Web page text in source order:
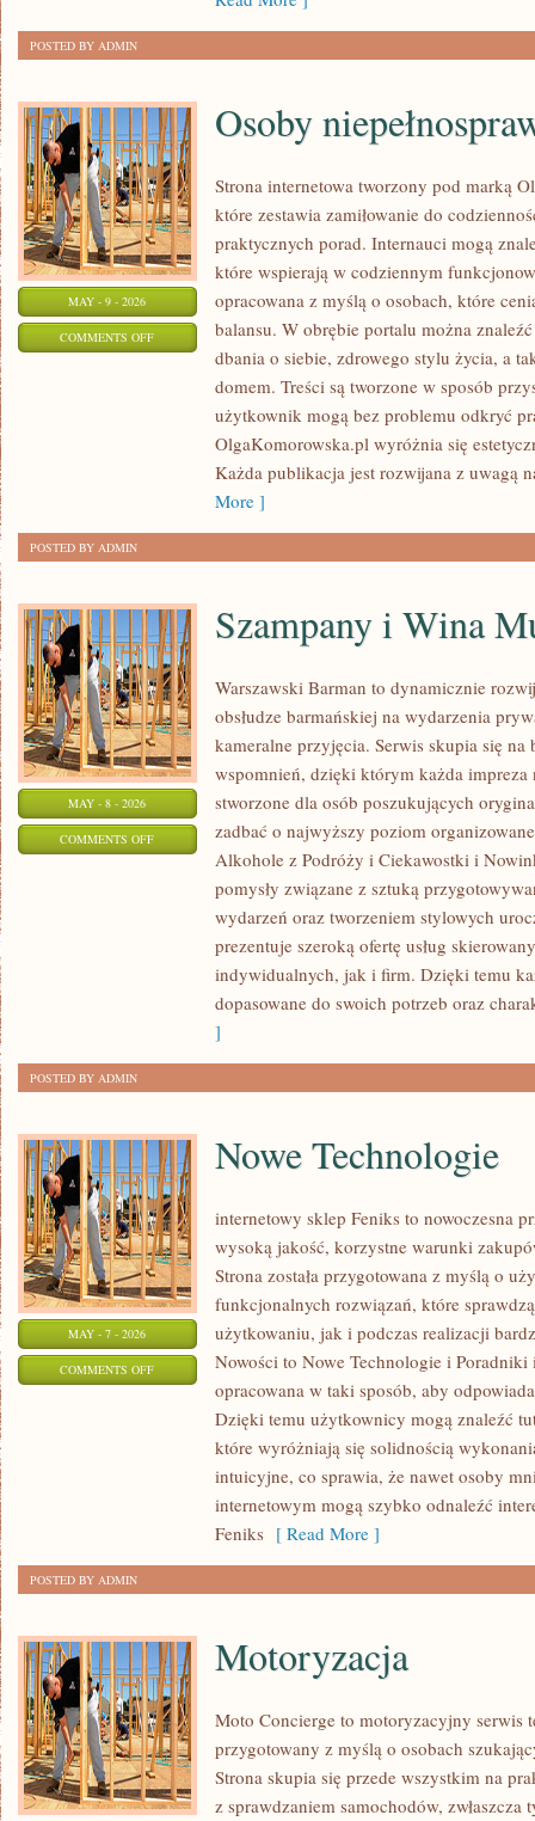
POSTED BY ADMIN
MAY - 9 - 2026
COMMENTS OFFON
NIEPEŁNOSPRAWNE
Osoby
Strona internetowa tworzony pod marką
które zestawia zamiłowanie do
praktycznych porad. Internauci mogą
które wspierają w codziennym
opracowana z myślą o osobach, które
balansu. W obrębie portalu można
dbania o siebie, zdrowego stylu życia, a
domem. Treści są tworzone w sposób
użytkownik mogą bez problemu odkryć
OlgaKomorowska.pl wyróżnia się
Każda publikacja jest rozwijana z uwagą
More ]
POSTED BY ADMIN
MAY - 8 - 2026
COMMENTS OFFON
SZAMPANY
Szampany i Wina
Warszawski Barman to dynamicznie
obsłudze barmańskiej na wydarzenia
kameralne przyjęcia. Serwis skupia się
wspomnień, dzięki którym każda impreza
stworzone dla osób poszukujących
zadbać o najwyższy poziom
Alkohole z Podróży i Ciekawostki i
pomysły związane z sztuką
wydarzeń oraz tworzeniem stylowych
prezentuje szeroką ofertę usług
indywidualnych, jak i firm. Dzięki temu
dopasowane do swoich potrzeb oraz
]
POSTED BY ADMIN
MAY - 7 - 2026
COMMENTS OFFON
TECHNOLOGIE
Nowe Technologie
internetowy sklep Feniks to nowoczesna
wysoką jakość, korzystne warunki
Strona została przygotowana z myślą o
funkcjonalnych rozwiązań, które
użytkowaniu, jak i podczas realizacji
Nowości to Nowe Technologie i Poradniki
opracowana w taki sposób, aby
Dzięki temu użytkownicy mogą znaleźć
które wyróżniają się solidnością
intuicyjne, co sprawia, że nawet osoby
internetowym mogą szybko odnaleźć
Feniks [ Read More ]
POSTED BY ADMIN
Motoryzacja
Moto Concierge to motoryzacyjny serwis
przygotowany z myślą o osobach
Strona skupia się przede wszystkim na
z sprawdzaniem samochodów,